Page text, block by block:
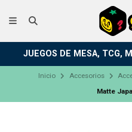
JUEGOS DE MESA, TCG,
Inicio Accesorios
Matte